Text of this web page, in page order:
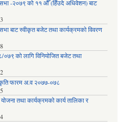
-२०७९ को ११ औँ (हिँउदे अधिवेशन) बाट
बाट स्वीकृत बजेट तथा कार्यक्रमको विवरण
को लागि विनियोजित बजेट तथा
फारम अ.व २०७७-०७८
तथा कार्यक्रमकाे कार्य तालिका र